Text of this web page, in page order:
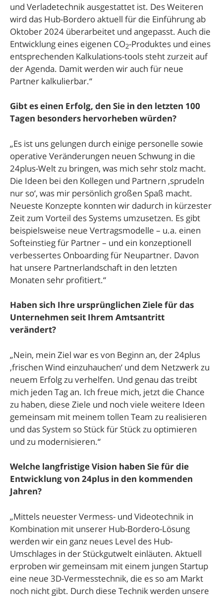
und Verladetechnik ausgestattet ist. Des Weiteren
wird das Hub-Bordero aktuell für die Einführung ab
Oktober 2024 überarbeitet und angepasst. Auch die
Entwicklung eines eigenen CO2-Produktes und eines
entsprechenden Kalkulations-tools steht zurzeit auf
der Agenda. Damit werden wir auch für neue
Partner kalkulierbar.“
Gibt es einen Erfolg, den Sie in den letzten 100
Tagen besonders hervorheben würden?
„Es ist uns gelungen durch einige personelle sowie
operative Veränderungen neuen Schwung in die
24plus-Welt zu bringen, was mich sehr stolz macht.
Die Ideen bei den Kollegen und Partnern ‚sprudeln
nur so‘, was mir persönlich großen Spaß macht.
Neueste Konzepte konnten wir dadurch in kürzester
Zeit zum Vorteil des Systems umzusetzen. Es gibt
beispielsweise neue Vertragsmodelle – u.a. einen
Softeinstieg für Partner – und ein konzeptionell
verbessertes Onboarding für Neupartner. Davon
hat unsere Partnerlandschaft in den letzten
Monaten sehr profitiert.“
Haben sich Ihre ursprünglichen Ziele für das
Unternehmen seit Ihrem Amtsantritt
verändert?
„Nein, mein Ziel war es von Beginn an, der 24plus
‚frischen Wind einzuhauchen‘ und dem Netzwerk zu
neuem Erfolg zu verhelfen. Und genau das treibt
mich jeden Tag an. Ich freue mich, jetzt die Chance
zu haben, diese Ziele und noch viele weitere Ideen
gemeinsam mit meinem tollen Team zu realisieren
und das System so Stück für Stück zu optimieren
und zu modernisieren.“
Welche langfristige Vision haben Sie für die
Entwicklung von 24plus in den kommenden
Jahren?
„Mittels neuester Vermess- und Videotechnik in
Kombination mit unserer Hub-Bordero-Lösung
werden wir ein ganz neues Level des Hub-
Umschlages in der Stückgutwelt einläuten. Aktuell
erproben wir gemeinsam mit einem jungen Startup
eine neue 3D-Vermesstechnik, die es so am Markt
noch nicht gibt. Durch diese Technik werden unsere